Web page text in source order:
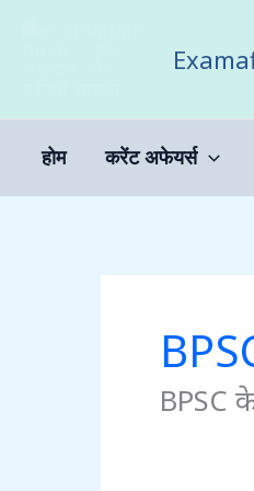
होम करेंट अफेयर्स
BPSC